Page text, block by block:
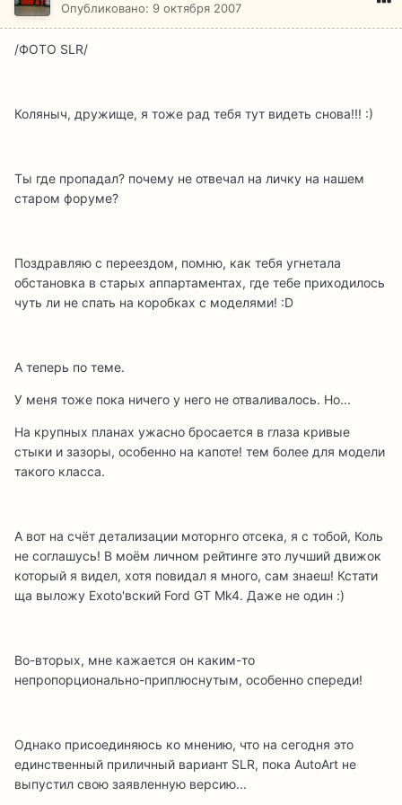
Опубликовано: 9 октября 2007
/ФОТО SLR/
Коляныч, дружище, я тоже рад тебя тут видеть снова!!! :)
Ты где пропадал? почему не отвечал на личку на нашем
старом форуме?
Поздравляю с переездом, помню, как тебя угнетала
обстановка в старых аппартаментах, где тебе приходилось
чуть ли не спать на коробках с моделями! :D
А теперь по теме.
У меня тоже пока ничего у него не отваливалось. Но...
На крупных планах ужасно бросается в глаза кривые
стыки и зазоры, особенно на капоте! тем более для модели
такого класса.
А вот на счёт детализации моторнго отсека, я с тобой, Коль
не соглашусь! В моём личном рейтинге это лучший движок
который я видел, хотя повидал я много, сам знаеш! Кстати
ща выложу Exoto'вский Ford GT Mk4. Даже не один :)
Во-вторых, мне кажается он каким-то
непропорционально-приплюснутым, особенно спереди!
Однако присоединяюсь ко мнению, что на сегодня это
единственный приличный вариант SLR, пока AutoArt не
выпустил свою заявленную версию...